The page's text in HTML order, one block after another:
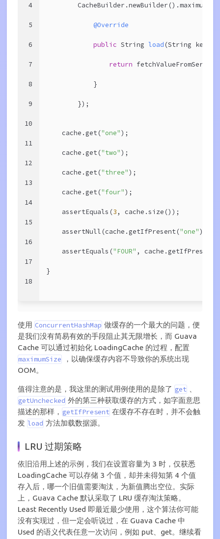
4
5
6
7
8
9
10
11
12
13
14
15
16
17
18
@Override
public String load (String key)
return
            }
        });
    cache.get(
"one");
    cache.get(
"two");
    cache.get(
"three");
    cache.get(
"four");
    assertEquals(
3, cache.size());
    assertNull(cache.getIfPresent(
"one"));
    assertEquals(
"FOUR" , cache.getIfPresent(
}
使用 ConcurrentHashMap 做缓存的一个最大的问题，便
是我们没有简易有效的手段阻止其无限增长，而 Guava
Cache 可以通过初始化 LoadingCache 的过程，配置
maximumSize
，以确保缓存内容不导致你的系统出现
OOM。
值得注意的是，我这里的测试用例使用的是除了 get
getUnchecked 外的第三种获取缓存的方式，如字面意思
描述的那样， getIfPresent 在缓存不存在时，并不会触
发 load 方法加载数据源。
LRU 过期策略
依旧沿用上述的示例，我们在设置容量为 3 时，仅获悉
LoadingCache 可以存储 3 个值，却并未得知第 4 个值
存入后，哪一个旧值需要淘汰，为新值腾出空位。实际
上，Guava Cache 默认采取了 LRU 缓存淘汰策略。
Least Recently Used 即最近最少使用，这个算法你可能
没有实现过，但一定会听说过，在 Guava Cache 中
Used 的语义代表任意一次访问，例如 put、get。继续看